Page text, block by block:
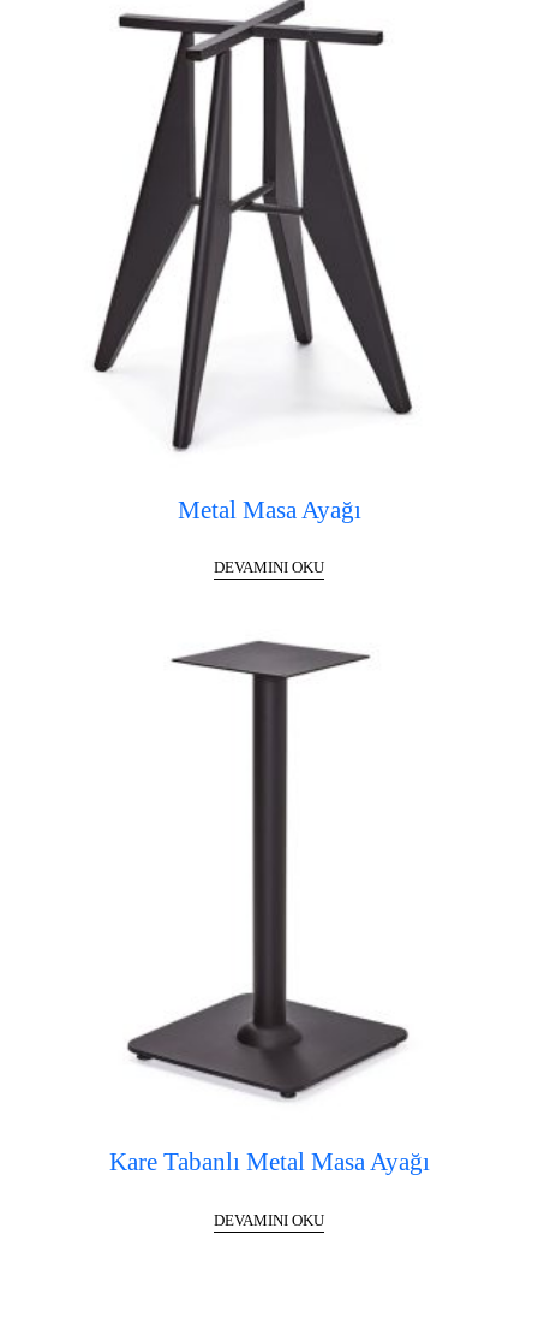
Metal Masa Ayağı
DEVAMINI OKU
Kare Tabanlı Metal Masa Ayağı
DEVAMINI OKU